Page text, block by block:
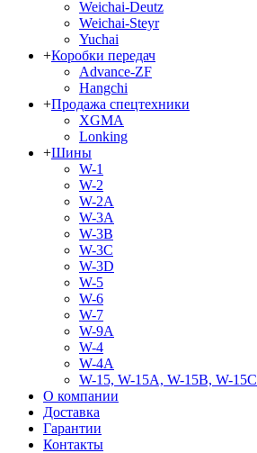
Weichai-Deutz
Weichai-Steyr
Yuchai
+Коробки передач
Advance-ZF
Hangchi
+Продажа спецтехники
XGMA
Lonking
+Шины
W-1
W-2
W-2A
W-3A
W-3B
W-3C
W-3D
W-5
W-6
W-7
W-9A
W-4
W-4A
W-15, W-15A, W-15B, W-15C
О компании
Доставка
Гарантии
Контакты